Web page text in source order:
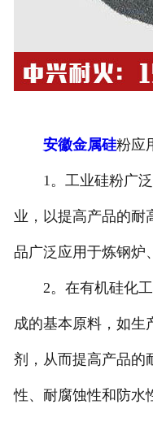
安徽金属硅粉应
1。工业硅粉广泛
业，以提高产品的耐
品广泛应用于炼钢炉
2。在有机硅化工
成的基本原料，如生
剂，从而提高产品的
性、耐腐蚀性和防水